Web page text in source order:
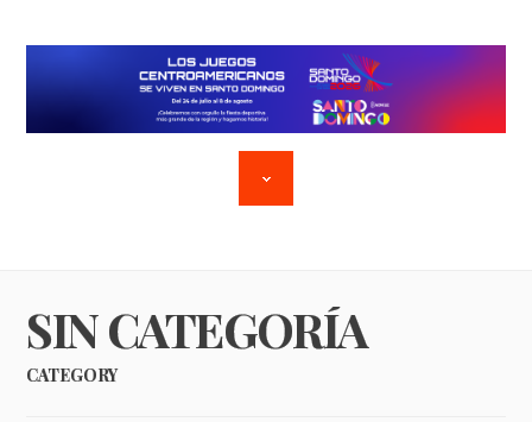
SIN CATEGORÍA
CATEGORY